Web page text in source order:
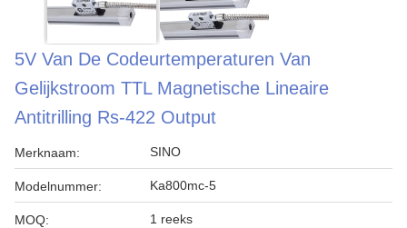
5V Van De Codeurtemperaturen Van
Gelijkstroom TTL Magnetische Lineaire
Antitrilling Rs-422 Output
Merknaam: SINO
Modelnummer: Ka800mc-5
MOQ: 1 reeks